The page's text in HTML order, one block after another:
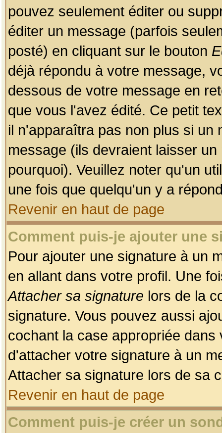
pouvez seulement éditer ou
éditer un message (parfois
posté) en cliquant sur le bouton
déjà répondu à votre message,
dessous de votre message en
que vous l'avez édité. Ce petit
il n'apparaîtra pas non plus si un
message (ils devraient laisser
pourquoi). Veuillez noter qu'un
une fois que quelqu'un y a
Revenir en haut de page
Comment puis-je ajouter une
Pour ajouter une signature à un
en allant dans votre profil. Une
Attacher sa signature lors de la
signature. Vous pouvez aussi
cochant la case appropriée
d'attacher votre signature à un
Attacher sa signature lors de sa
Revenir en haut de page
Comment puis-je créer un